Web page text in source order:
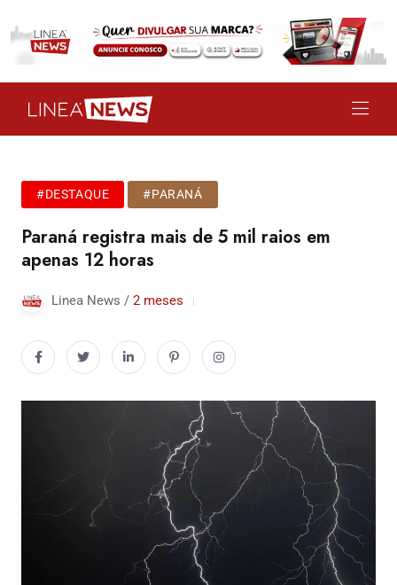
#DESTAQUE #PARANÁ
Paraná registra mais de 5 mil raios em
apenas 12 horas
Linea News / 2 meses